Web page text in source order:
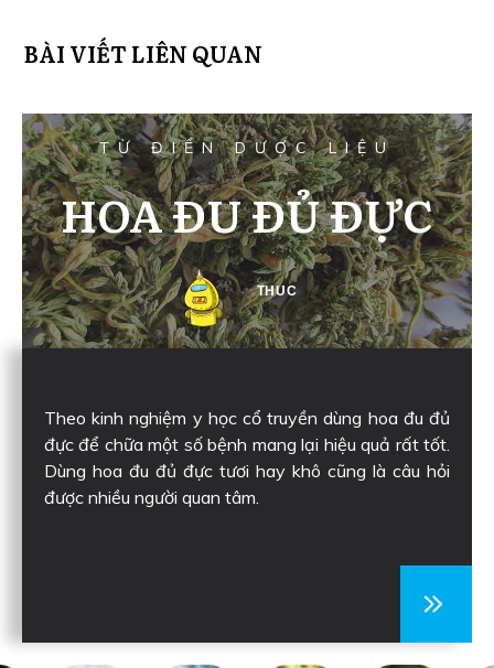
BÀI VIẾT LIÊN QUAN
TỪ ĐIỂN DƯỢC LIỆU
HOA ĐU ĐỦ ĐỰC
THUC
Theo kinh nghiệm y học cổ truyền dùng hoa đu đủ
đực để chữa một số bệnh mang lại hiệu quả rất tốt.
Dùng hoa đu đủ đực tươi hay khô cũng là câu hỏi
được nhiều người quan tâm.